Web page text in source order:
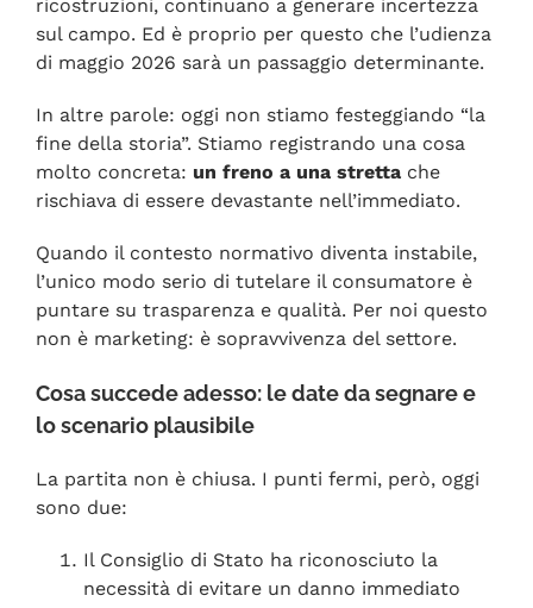
ricostruzioni, continuano a generare incertezza
sul campo. Ed è proprio per questo che l’udienza
di maggio 2026 sarà un passaggio determinante.
In altre parole: oggi non stiamo festeggiando “la
fine della storia”. Stiamo registrando una cosa
molto concreta: un freno a una stretta che
rischiava di essere devastante nell’immediato.
Quando il contesto normativo diventa instabile,
l’unico modo serio di tutelare il consumatore è
puntare su trasparenza e qualità. Per noi questo
non è marketing: è sopravvivenza del settore.
Cosa succede adesso: le date da segnare e
lo scenario plausibile
La partita non è chiusa. I punti fermi, però, oggi
sono due:
Il Consiglio di Stato ha riconosciuto la
necessità di evitare un danno immediato